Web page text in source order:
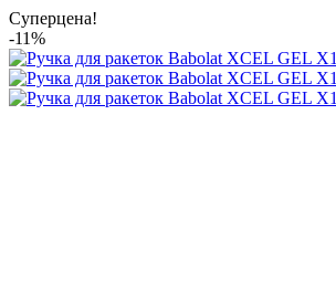
Суперцена!
-11%